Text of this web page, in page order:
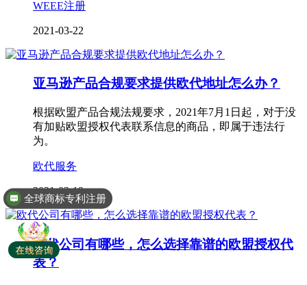
WEEE注册
2021-03-22
亚马逊产品合规要求提供欧代地址怎么办？
根据欧盟产品合规法规要求，2021年7月1日起，对于没
有加贴欧盟授权代表联系信息的商品，即属于违法行
为。
欧代服务
2021-03-19
欧代公司有哪些，怎么选择靠谱的欧盟授权代
表？
全球商标专利注册